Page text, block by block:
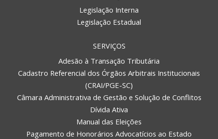
Legislação Interna
Legislação Estadual
SERVIÇOS
Adesão à Transação Tributária
Cadastro Referencial dos Órgãos Arbitrais Institucionais
(CRAI/PGE-SC)
Câmara Administrativa de Gestão e Solução de Conflitos
Dívida Ativa
Manual das Eleições
Pagamento de Honorários Advocatícios ao Estado